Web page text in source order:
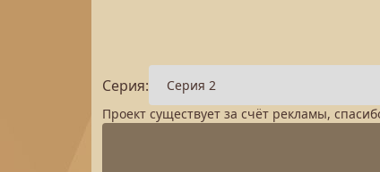
Серия:
Проект существует за счёт рекламы,